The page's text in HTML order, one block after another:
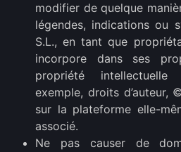
modifier de quelque
légendes, indications ou
S.L., en tant que
incorpore dans ses
propriété
exemple, droits
sur la plateforme elle-
associé.
Ne pas causer de